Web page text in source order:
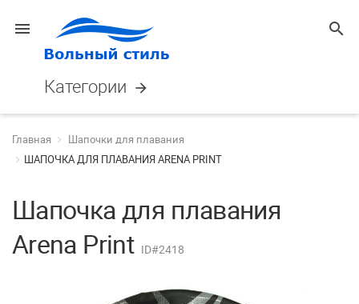
menu search
Категории arrow_forward
Главная
Шапочки для плавания
ШАПОЧКА ДЛЯ ПЛАВАНИЯ ARENA PRINT
Шапочка для плавания
Arena Print ID#2418